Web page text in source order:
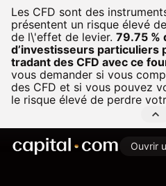
Les CFD sont des
présentent un risque élevé
de l\'effet de levier. 79.75 %
d’investisseurs particuliers
tradant des CFD avec ce
vous demander si vous
des CFD et si vous pouvez
le risque élevé de perdre
Ouvrir